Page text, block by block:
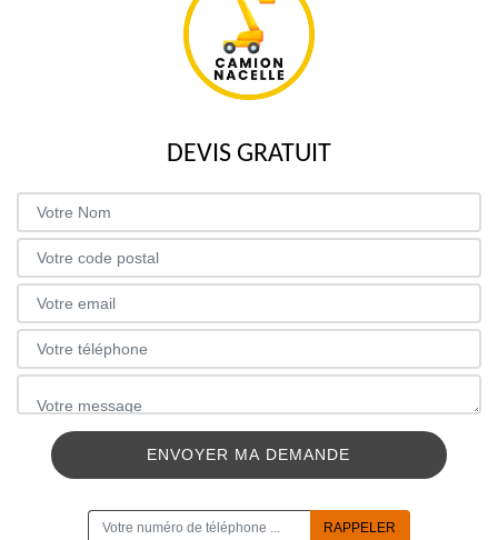
DEVIS GRATUIT